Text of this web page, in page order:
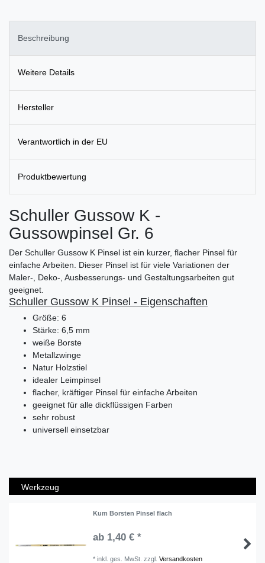
Beschreibung
Weitere Details
Hersteller
Verantwortlich in der EU
Produktbewertung
Schuller Gussow K -
Gussowpinsel Gr. 6
Der Schuller Gussow K Pinsel ist ein kurzer, flacher Pinsel für
einfache Arbeiten. Dieser Pinsel ist für viele Variationen der
Maler-, Deko-, Ausbesserungs- und Gestaltungsarbeiten gut
geeignet.
Schuller Gussow K Pinsel - Eigenschaften
Größe: 6
Stärke: 6,5 mm
weiße Borste
Metallzwinge
Natur Holzstiel
idealer Leimpinsel
flacher, kräftiger Pinsel für einfache Arbeiten
geeignet für alle dickflüssigen Farben
sehr robust
universell einsetzbar
Werkzeug
Kum Borsten Pinsel flach
ab 1,40 € *
*inkl. ges. MwSt. zzgl.Versandkosten